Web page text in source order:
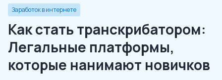
Заработок в интернете
Как стать транскрибатором:
Легальные платформы,
которые нанимают новичков